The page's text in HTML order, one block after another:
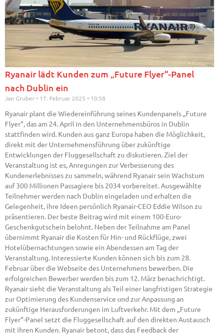
Ryanair lädt Kunden zum „Future Flyer“-Panel
nach Dublin ein
Jan Gruber 17. Februar 2025 10:58
Ryanair plant die Wiedereinführung seines Kundenpanels „Future
Flyer“, das am 24. April in den Unternehmensbüros in Dublin
stattfinden wird. Kunden aus ganz Europa haben die Möglichkeit,
direkt mit der Unternehmensführung über zukünftige
Entwicklungen der Fluggesellschaft zu diskutieren. Ziel der
Veranstaltung ist es, Anregungen zur Verbesserung des
Kundenerlebnisses zu sammeln, während Ryanair sein Wachstum
auf 300 Millionen Passagiere bis 2034 vorbereitet. Ausgewählte
Teilnehmer werden nach Dublin eingeladen und erhalten die
Gelegenheit, ihre Ideen persönlich Ryanair-CEO Eddie Wilson zu
präsentieren. Der beste Beitrag wird mit einem 100-Euro-
Geschenkgutschein belohnt. Neben der Teilnahme am Panel
übernimmt Ryanair die Kosten für Hin- und Rückflüge, zwei
Hotelübernachtungen sowie ein Abendessen am Tag der
Veranstaltung. Interessierte Kunden können sich bis zum 28.
Februar über die Webseite des Unternehmens bewerben. Die
erfolgreichen Bewerber werden bis zum 12. März benachrichtigt.
Ryanair sieht die Veranstaltung als Teil einer langfristigen Strategie
zur Optimierung des Kundenservice und zur Anpassung an
zukünftige Herausforderungen im Luftverkehr. Mit dem „Future
Flyer“-Panel setzt die Fluggesellschaft auf den direkten Austausch
mit ihren Kunden. Ryanair betont, dass das Feedback der